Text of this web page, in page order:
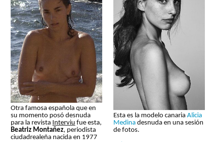
Otra famosa española que en
su momento posó desnuda
para la revista Interviu fue esta,
Beatriz Montañez, periodista
ciudadrealeña nacida en 1977
Esta es la modelo canariaAlicia
Medina desnuda en una sesión
de fotos.